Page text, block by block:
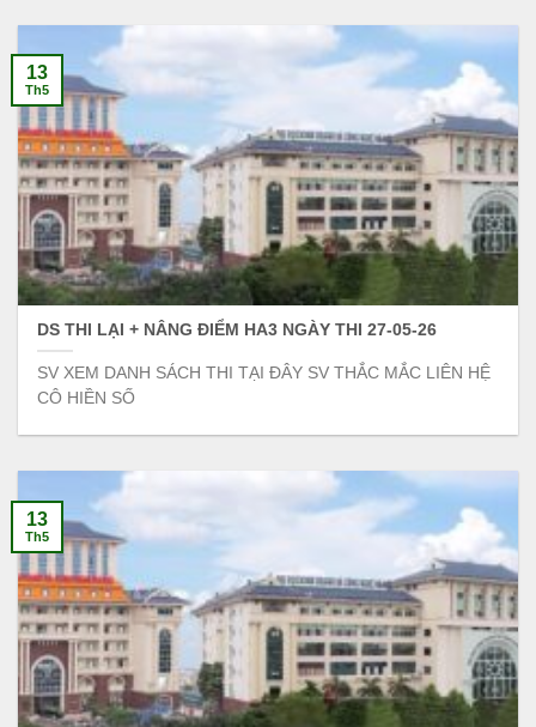
DS THI LẠI + NÂNG ĐIỂM HA3 NGÀY THI 27-05-26
SV XEM DANH SÁCH THI TẠI ĐÂY SV THẮC MẮC LIÊN HỆ
CÔ HIỀN SỐ
13
Th5
13
Th5